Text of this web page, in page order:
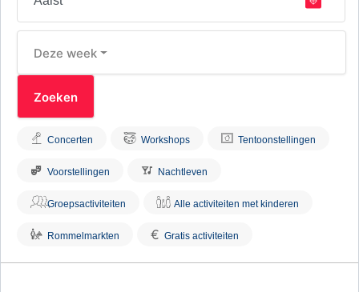
Deze week
Concerten Workshops Tentoonstellingen
Voorstellingen Nachtleven
Groepsactiviteiten Alle activiteiten met kinderen
Rommelmarkten € Gratis activiteiten